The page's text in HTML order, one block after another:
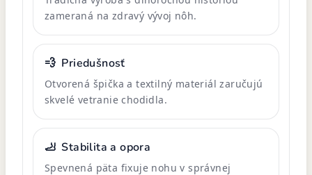
zameraná na zdravý vývoj nôh.
💨 Priedušnosť
Otvorená špička a textilný materiál zaručujú
skvelé vetranie chodidla.
🦶 Stabilita a opora
Spevnená päta fixuje nohu v správnej